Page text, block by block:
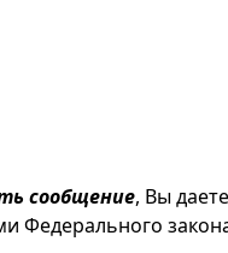
сообщение, Вы
Федерального